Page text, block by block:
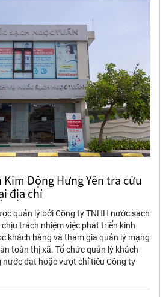
Kim Động Hưng Yên tra cứu
địa chỉ
quản lý bởi Công ty TNHH nước sạch
trách nhiệm việc phát triển kinh
khách hàng và tham gia quản lý mạng
toàn thị xã. Tổ chức quản lý khách
nước đạt hoặc vượt chỉ tiêu Công ty